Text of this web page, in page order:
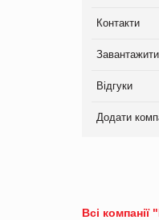
Контакти
Відгуки
Додати
Всі